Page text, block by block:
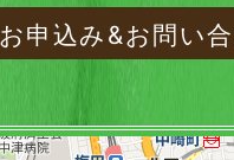
お申込み&お問い